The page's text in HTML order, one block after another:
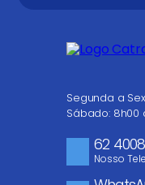
Segunda a
Sábado: 8h00
62
Nosso